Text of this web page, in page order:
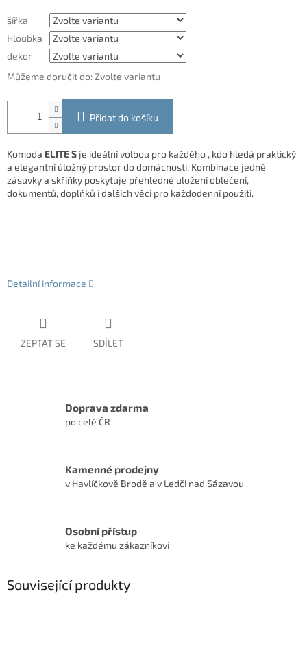
šířka
Hloubka
dekor
Můžeme doručit do: Zvolte variantu
Přidat do košíku
Komoda ELITE S je ideální volbou pro každého , kdo hledá praktický
a elegantní úložný prostor do domácnosti. Kombinace jedné
zásuvky a skříňky poskytuje přehledné uložení oblečení,
dokumentů, doplňků i dalších věcí pro každodenní použití.
Detailní informace
ZEPTAT SE SDÍLET
Doprava zdarma
po celé ČR
Kamenné prodejny
v Havlíčkově Brodě a v Ledči nad Sázavou
Osobní přístup
ke každému zákazníkovi
Související produkty